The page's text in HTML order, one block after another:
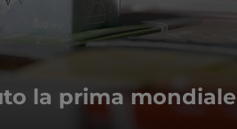
la prima mondiale